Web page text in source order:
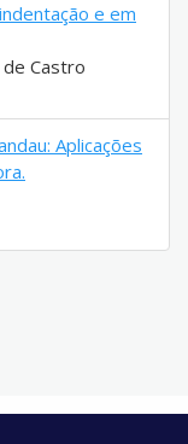
e em
de Castro
Aplicações